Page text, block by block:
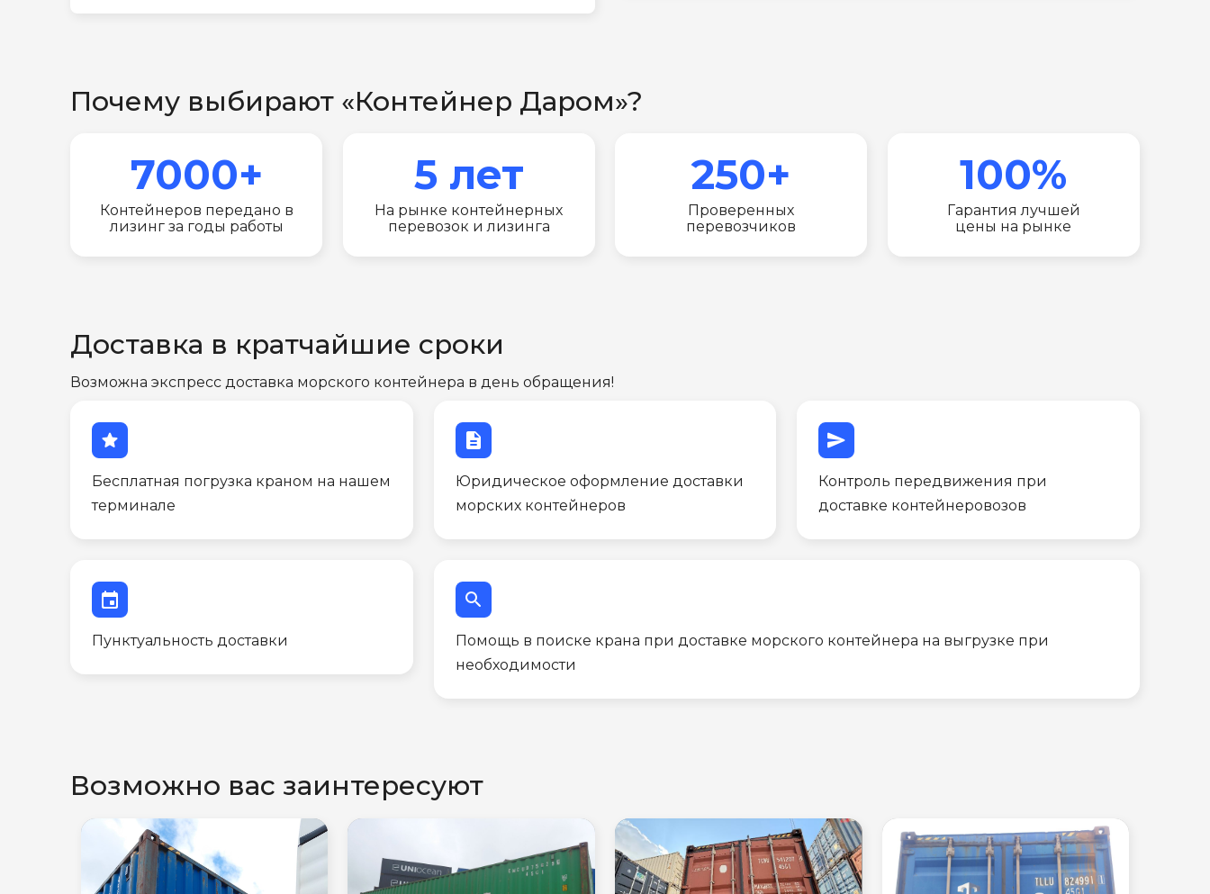
Почему выбирают «Контейнер Даром»?
7000+
Контейнеров передано в
лизинг за годы работы
5 лет
На рынке контейнерных
перевозок и лизинга
250+
Проверенных
перевозчиков
100%
Гарантия лучшей
цены на рынке
Доставка в кратчайшие сроки
Возможна экспресс доставка морского контейнера в день обращения!
star
Бесплатная погрузка краном на нашем
терминале
description
Юридическое оформление доставки
морских контейнеров
send
Контроль передвижения при
доставке контейнеровозов
event
Пунктуальность доставки
search
Помощь в поиске крана при доставке морского контейнера на выгрузке при
необходимости
Возможно вас заинтересуют